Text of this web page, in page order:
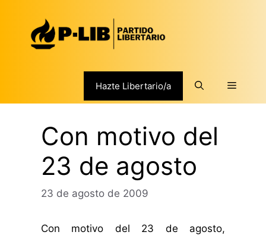
contenido
Hazte Libertario/a Menú
Con motivo del
23 de agosto
23 de agosto de 2009
Con motivo del 23 de agosto,